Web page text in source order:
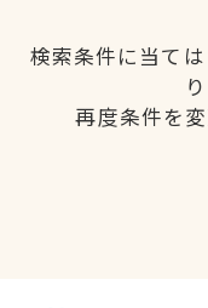
検索条件に当て
再度条件を